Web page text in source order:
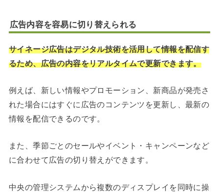
広告内容を容易に切り替えられる
サイネージ広告はデジタル技術を活用して情報を配信す
るため、広告の内容をリアルタイムで更新できます。
例えば、新しい情報やプロモーション、新商品が発売さ
れた場合にはすぐに広告のコンテンツを更新し、最新の
情報を配信できるのです。
また、季節ごとのセールやイベント・キャンペーンなど
に合わせて広告の切り替えができます。
中央の管理システムから複数のディスプレイを同時に操